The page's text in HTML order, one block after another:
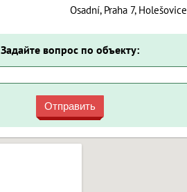
Osadní, Praha 7, Holešovice
Задайте вопрос по объекту:
Отправить